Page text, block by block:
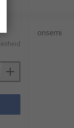
onsemi